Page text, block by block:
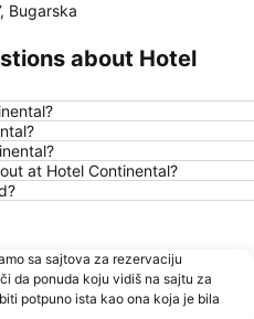
rayon Asparuhovo
Bugarska
about Hotel
at Hotel Continental?
sa sajtova za rezervaciju
da ponuda koju vidiš na sajtu za
potpuno ista kao ona koja je bila